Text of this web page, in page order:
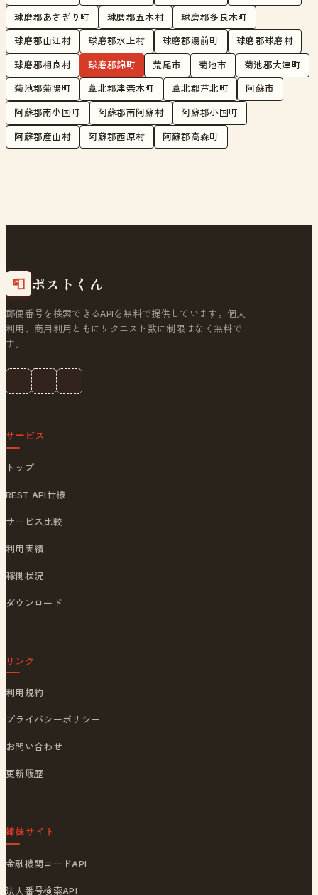
球磨郡あさぎり町 球磨郡五木村 球磨郡多良木町
球磨郡山江村 球磨郡水上村 球磨郡湯前町 球磨郡球磨村
球磨郡相良村 球磨郡錦町 荒尾市 菊池市 菊池郡大津町
菊池郡菊陽町 葦北郡津奈木町 葦北郡芦北町 阿蘇市
阿蘇郡南小国町 阿蘇郡南阿蘇村 阿蘇郡小国町
阿蘇郡産山村 阿蘇郡西原村 阿蘇郡高森町
📮 ポストくん
郵便番号を検索できるAPIを無料で提供しています。個人
利用、商用利用ともにリクエスト数に制限はなく無料で
す。
サービス
トップ
REST API仕様
サービス比較
利用実績
稼働状況
ダウンロード
リンク
利用規約
プライバシーポリシー
お問い合わせ
更新履歴
姉妹サイト
金融機関コードAPI
法人番号検索API